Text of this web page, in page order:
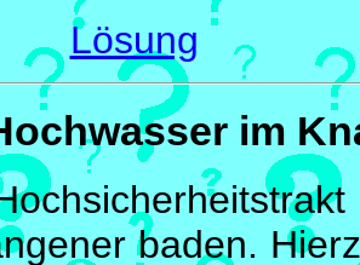
Lösung
im
baden.